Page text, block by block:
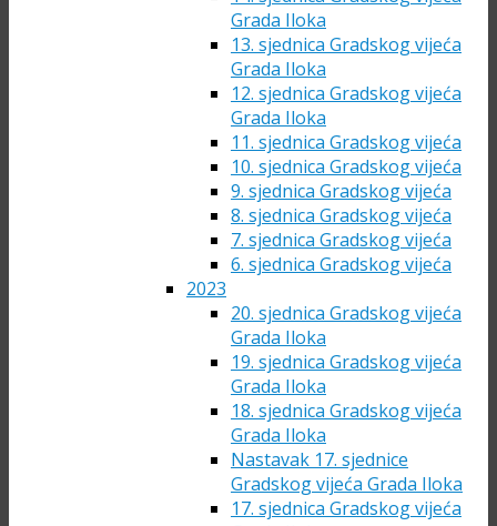
Grada Iloka
13. sjednica Gradskog vijeća
Grada Iloka
12. sjednica Gradskog vijeća
Grada Iloka
11. sjednica Gradskog vijeća
10. sjednica Gradskog vijeća
9. sjednica Gradskog vijeća
8. sjednica Gradskog vijeća
7. sjednica Gradskog vijeća
6. sjednica Gradskog vijeća
2023
20. sjednica Gradskog vijeća
Grada Iloka
19. sjednica Gradskog vijeća
Grada Iloka
18. sjednica Gradskog vijeća
Grada Iloka
Nastavak 17. sjednice
Gradskog vijeća Grada Iloka
17. sjednica Gradskog vijeća